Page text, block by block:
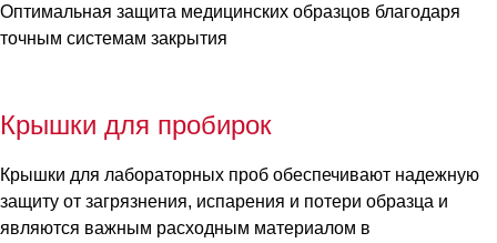
Оптимальная защита медицинских образцов благодаря
точным системам закрытия
Крышки для пробирок
Крышки для лабораторных проб обеспечивают надежную
защиту от загрязнения, испарения и потери образца и
являются важным расходным материалом в